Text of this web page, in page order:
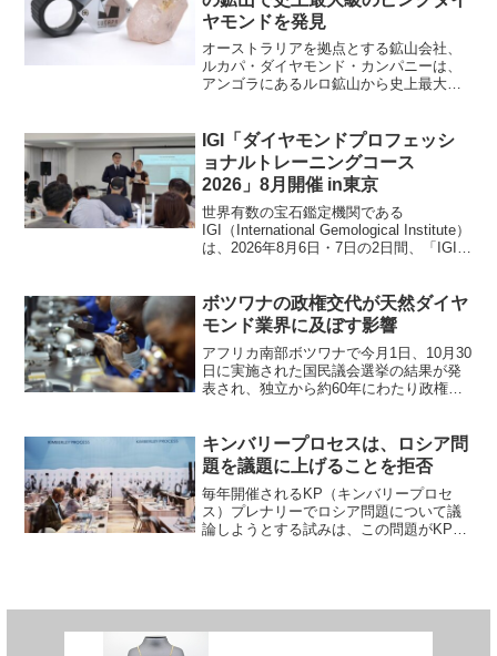
ヤモンドを発見
オーストラリアを拠点とする鉱山会社、
ルカパ・ダイヤモンド・カンパニーは、
アンゴラにあるルロ鉱山から史上最大級
ローズ"と名付けられたこの170ctsのタイ
プIIaダイヤ...
IGI「ダイヤモンドプロフェッシ
ョナルトレーニングコース
2026」8月開催 in東京
世界有数の宝石鑑定機関である
IGI（International Gemological Institute）
は、2026年8月6日・7日の2日間、「IGIダ
る。日本で...
ボツワナの政権交代が天然ダイヤ
モンド業界に及ぼす影響
アフリカ南部ボツワナで今月1日、10月30
日に実施された国民議会選挙の結果が発
表され、独立から約60年にわたり政権を
主義国家とされるボツワナで、1966年の
独立から初めて...
キンバリープロセスは、ロシア問
題を議題に上げることを拒否
毎年開催されるKP（キンバリープロセ
ス）プレナリーでロシア問題について議
論しようとする試みは、この問題がKPの